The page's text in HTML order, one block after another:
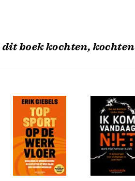
boek kochten, kochten